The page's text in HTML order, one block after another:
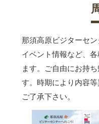
那須高原ビジターセ
イベント情報など、
ます。ご自由にお持ち
す。時期により内容等
ご了承下さい。